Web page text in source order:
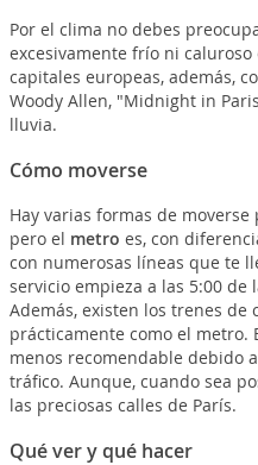
Por el clima no debes
excesivamente frío ni
capitales europeas, además,
Woody Allen, "Midnight in
lluvia.
Cómo moverse
Hay varias formas de
pero el metro es, con
con numerosas líneas que te
servicio empieza a las 5:00 de
Además, existen los trenes de
prácticamente como el metro.
menos recomendable debido
tráfico. Aunque, cuando sea
las preciosas calles de París.
Qué ver y qué hacer